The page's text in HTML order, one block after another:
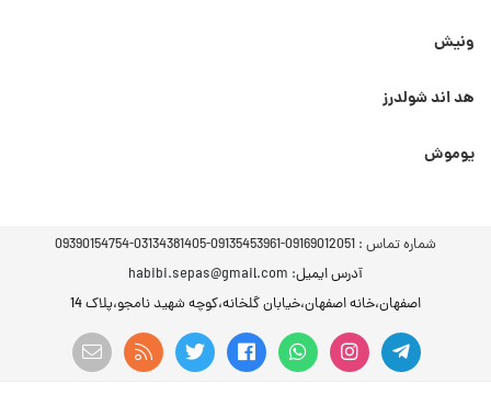
ونیش
هد اند شولدرز
یوموش
شماره تماس : 09169012051-09135453961-03134381405-09390154754
آدرس ایمیل: habibi.sepas@gmail.com
اصفهان،خانه اصفهان،خیابان گلخانه،کوچه شهید نامجو،پلاک 14